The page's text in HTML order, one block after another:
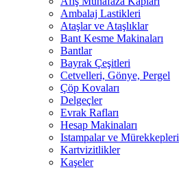
Ambalaj Lastikleri
Ataşlar ve Ataşlıklar
Bant Kesme Makinaları
Bantlar
Bayrak Çeşitleri
Cetvelleri, Gönye, Pergel
Çöp Kovaları
Delgeçler
Evrak Rafları
Hesap Makinaları
Istampalar ve Mürekkepleri
Kartvizitlikler
Kaşeler